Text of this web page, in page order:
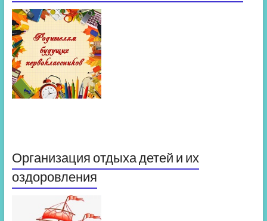
Организация отдыха детей и их
оздоровления